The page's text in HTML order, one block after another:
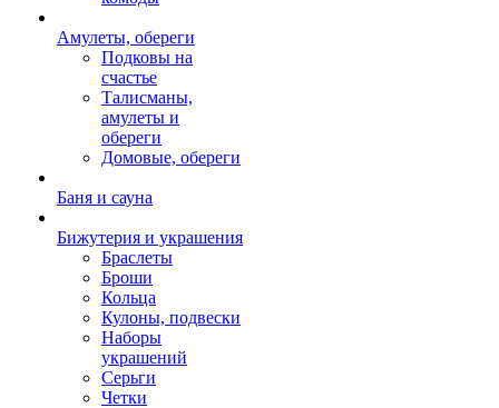
Амулеты, обереги
Подковы на
счастье
Талисманы,
амулеты и
обереги
Домовые, обереги
Баня и сауна
Бижутерия и украшения
Браслеты
Броши
Кольца
Кулоны, подвески
Наборы
украшений
Серьги
Четки